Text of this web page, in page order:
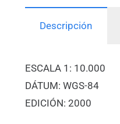
Descripción
ESCALA 1: 10.000
DÁTUM: WGS-84
EDICIÓN: 2000